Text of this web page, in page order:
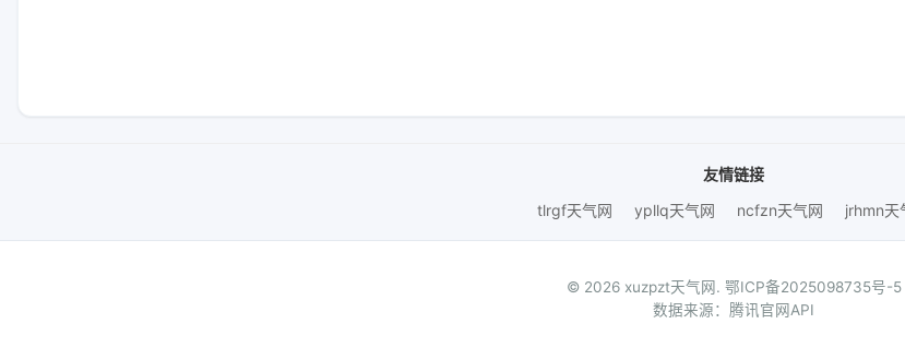
友情链接
tlrgf天气网
ypllq天气网 ncfzn天气网 jrhmn天
© 2026 xuzpzt天气网. 鄂ICP备2025098735号-5
数据来源：腾讯官网API